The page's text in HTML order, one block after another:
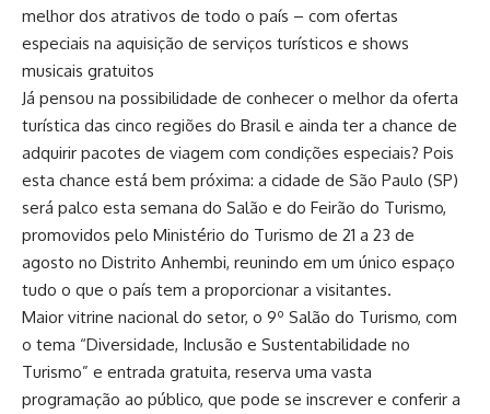
melhor dos atrativos de todo o país – com ofertas
especiais na aquisição de serviços turísticos e shows
musicais gratuitos
Já pensou na possibilidade de conhecer o melhor da oferta
turística das cinco regiões do Brasil e ainda ter a chance de
adquirir pacotes de viagem com condições especiais? Pois
esta chance está bem próxima: a cidade de São Paulo (SP)
será palco esta semana do Salão e do Feirão do Turismo,
promovidos pelo Ministério do Turismo de 21 a 23 de
agosto no Distrito Anhembi, reunindo em um único espaço
tudo o que o país tem a proporcionar a visitantes.
Maior vitrine nacional do setor, o 9º Salão do Turismo, com
o tema “Diversidade, Inclusão e Sustentabilidade no
Turismo” e entrada gratuita, reserva uma vasta
programação ao público, que pode se inscrever e conferir a